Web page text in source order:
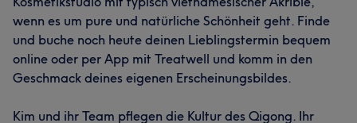
wenn es um pure und natürliche Schönheit geht. Finde
und buche noch heute deinen Lieblingstermin bequem
online oder per App mit Treatwell und komm in den
Geschmack deines eigenen Erscheinungsbildes.
Kim und ihr Team pflegen die Kultur des Qigong. Ihr